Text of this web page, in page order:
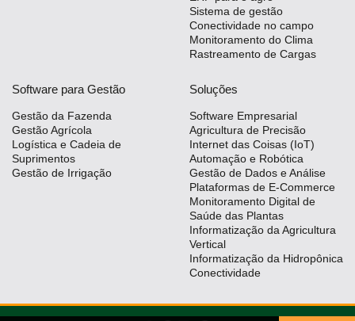
Sistema de gestão
Conectividade no campo
Monitoramento do Clima
Rastreamento de Cargas
Software para Gestão
Gestão da Fazenda
Gestão Agrícola
Logística e Cadeia de
Suprimentos
Gestão de Irrigação
Soluções
Software Empresarial
Agricultura de Precisão
Internet das Coisas (IoT)
Automação e Robótica
Gestão de Dados e Análise
Plataformas de E-Commerce
Monitoramento Digital de
Saúde das Plantas
Informatização da Agricultura
Vertical
Informatização da Hidropônica
Conectividade